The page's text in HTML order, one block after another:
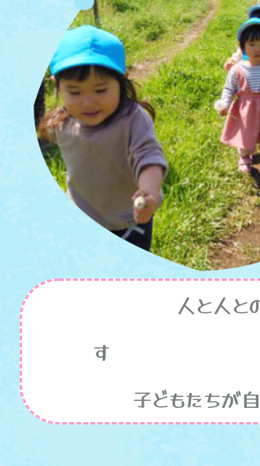
人と人とのふ
す 自ら考え行
子どもたちが自